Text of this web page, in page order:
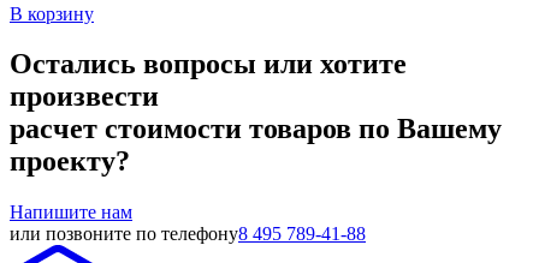
В корзину
Остались вопросы или хотите
произвести
расчет стоимости товаров по Вашему
проекту?
Напишите нам
или позвоните по телефону8 495 789-41-88